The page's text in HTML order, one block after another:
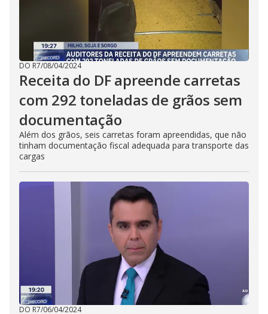
DO R7/08/04/2024
Receita do DF apreende carretas
com 292 toneladas de grãos sem
documentação
Além dos grãos, seis carretas foram apreendidas, que não
tinham documentação fiscal adequada para transporte das
cargas
DO R7/06/04/2024